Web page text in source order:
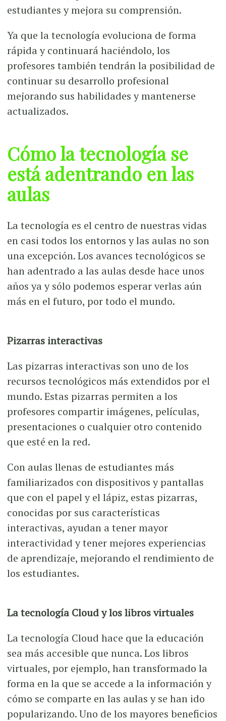
estudiantes y mejora su comprensión.
Ya que la tecnología evoluciona de forma
rápida y continuará haciéndolo, los
profesores también tendrán la posibilidad de
continuar su desarrollo profesional
mejorando sus habilidades y mantenerse
actualizados.
Cómo la tecnología se
está adentrando en las
aulas
La tecnología es el centro de nuestras vidas
en casi todos los entornos y las aulas no son
una excepción. Los avances tecnológicos se
han adentrado a las aulas desde hace unos
años ya y sólo podemos esperar verlas aún
más en el futuro, por todo el mundo.
Pizarras interactivas
Las pizarras interactivas son uno de los
recursos tecnológicos más extendidos por el
mundo. Estas pizarras permiten a los
profesores compartir imágenes, películas,
presentaciones o cualquier otro contenido
que esté en la red.
Con aulas llenas de estudiantes más
familiarizados con dispositivos y pantallas
que con el papel y el lápiz, estas pizarras,
conocidas por sus características
interactivas, ayudan a tener mayor
interactividad y tener mejores experiencias
de aprendizaje, mejorando el rendimiento de
los estudiantes.
La tecnología Cloud y los libros virtuales
La tecnología Cloud hace que la educación
sea más accesible que nunca. Los libros
virtuales, por ejemplo, han transformado la
forma en la que se accede a la información y
cómo se comparte en las aulas y se han ido
popularizando. Uno de los mayores beneficios